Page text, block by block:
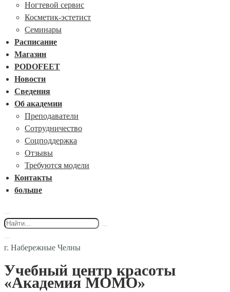
Ногтевой сервис
Косметик-эстетист
Семинары
Расписание
Магазин
PODOFEET
Новости
Сведения
Об академии
Преподаватели
Сотрудничество
Соцподдержка
Отзывы
Требуются модели
Контакты
больше
г. Набережные Челны
Учебный центр красоты
«Академия МОМО»